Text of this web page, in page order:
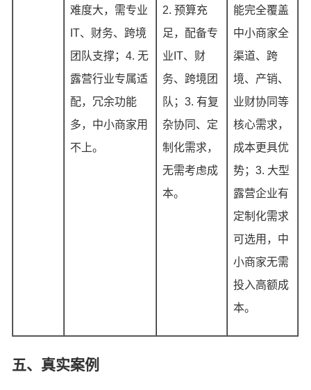
难度大，需专业
IT、财务、跨境
团队支撑；4. 无
露营行业专属适
配，冗余功能
多，中小商家用
不上。
2. 预算充
足，配备专
业IT、财
务、跨境团
队；3. 有复
杂协同、定
制化需求，
无需考虑成
本。
能完全覆盖
中小商家全
渠道、跨
境、产销、
业财协同等
核心需求，
成本更具优
势；3. 大型
露营企业有
定制化需求
可选用，中
小商家无需
投入高额成
本。
五、真实案例